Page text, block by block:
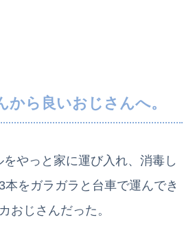
から良いおじさんへ。
をやっと家に運び入れ、消毒し
本をガラガラと台車で運んでき
おじさんだった。